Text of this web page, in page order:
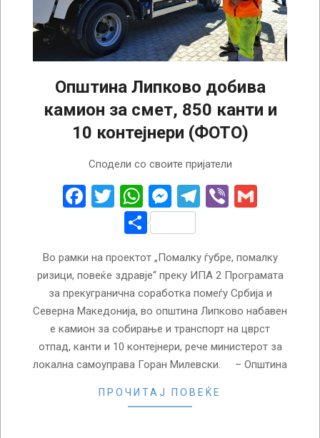
Општина Липково добива
камион за смет, 850 канти и
10 контејнери (ФОТО)
Сподели со своите пријатели
Facebook
Twitter
WhatsApp
Messenger
Telegram
Viber
Share
Во рамки на проектот „Помалку ѓубре, помалку
ризици, повеќе здравје“ преку ИПА 2 Програмата
за прекугранична соработка помеѓу Србија и
Северна Македонија, во општина Липково набавен
е камион за собирање и транспорт на цврст
отпад, канти и 10 контејнери, рече министерот за
локална самоуправа Горан Милевски. – Општина
ПРОЧИТАЈ ПОВЕЌЕ